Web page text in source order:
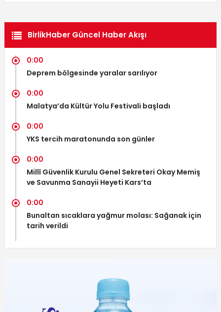
BirlikHaber Güncel Haber Akışı
0:00
Deprem bölgesinde yaralar sarılıyor
0:00
Malatya’da Kültür Yolu Festivali başladı
0:00
YKS tercih maratonunda son günler
0:00
Millî Güvenlik Kurulu Genel Sekreteri Okay Memiş
ve Savunma Sanayii Heyeti Kars’ta
0:00
Bunaltan sıcaklara yağmur molası: Sağanak için
tarih verildi